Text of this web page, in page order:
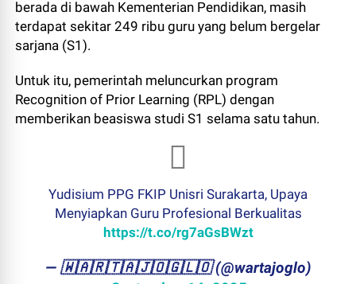
berada di bawah Kementerian Pendidikan, masih
terdapat sekitar 249 ribu guru yang belum bergelar
sarjana (S1).
Untuk itu, pemerintah meluncurkan program
Recognition of Prior Learning (RPL) dengan
memberikan beasiswa studi S1 selama satu tahun.
Yudisium PPG FKIP Unisri Surakarta, Upaya
Menyiapkan Guru Profesional Berkualitas
https://t.co/rg7aGsBWzt
— ​🇼​​🇦​​🇷​​🇹​​🇦​​🇯​​🇴​​🇬​​🇱​​🇴 (@wartajoglo)